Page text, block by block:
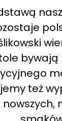
bywają
też